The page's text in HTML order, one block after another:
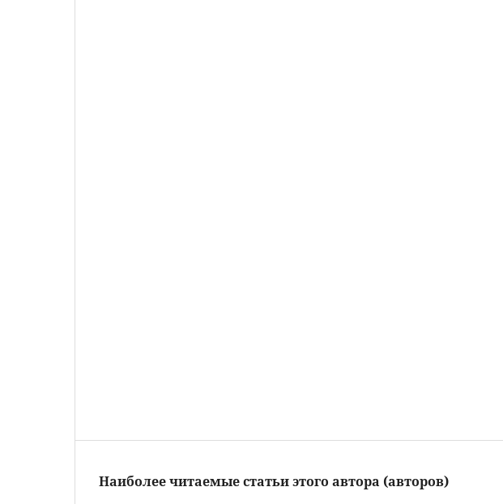
Наиболее читаемые статьи этого автора (авторов)